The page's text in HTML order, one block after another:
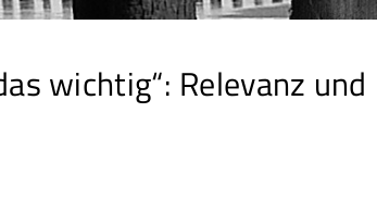
wichtig“: Relevanz und